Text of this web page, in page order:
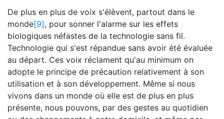
De plus en plus de voix s'élèvent, partout dans le
monde[9], pour sonner l'alarme sur les effets
biologiques néfastes de la technologie sans fil.
Technologie qui s'est répandue sans avoir été évaluée
au départ. Ces voix réclament qu'au minimum on
adopte le principe de précaution relativement à son
utilisation et à son développement. Même si nous
vivons dans un monde où elle est de plus en plus
présente, nous pouvons, par des gestes au quotidien